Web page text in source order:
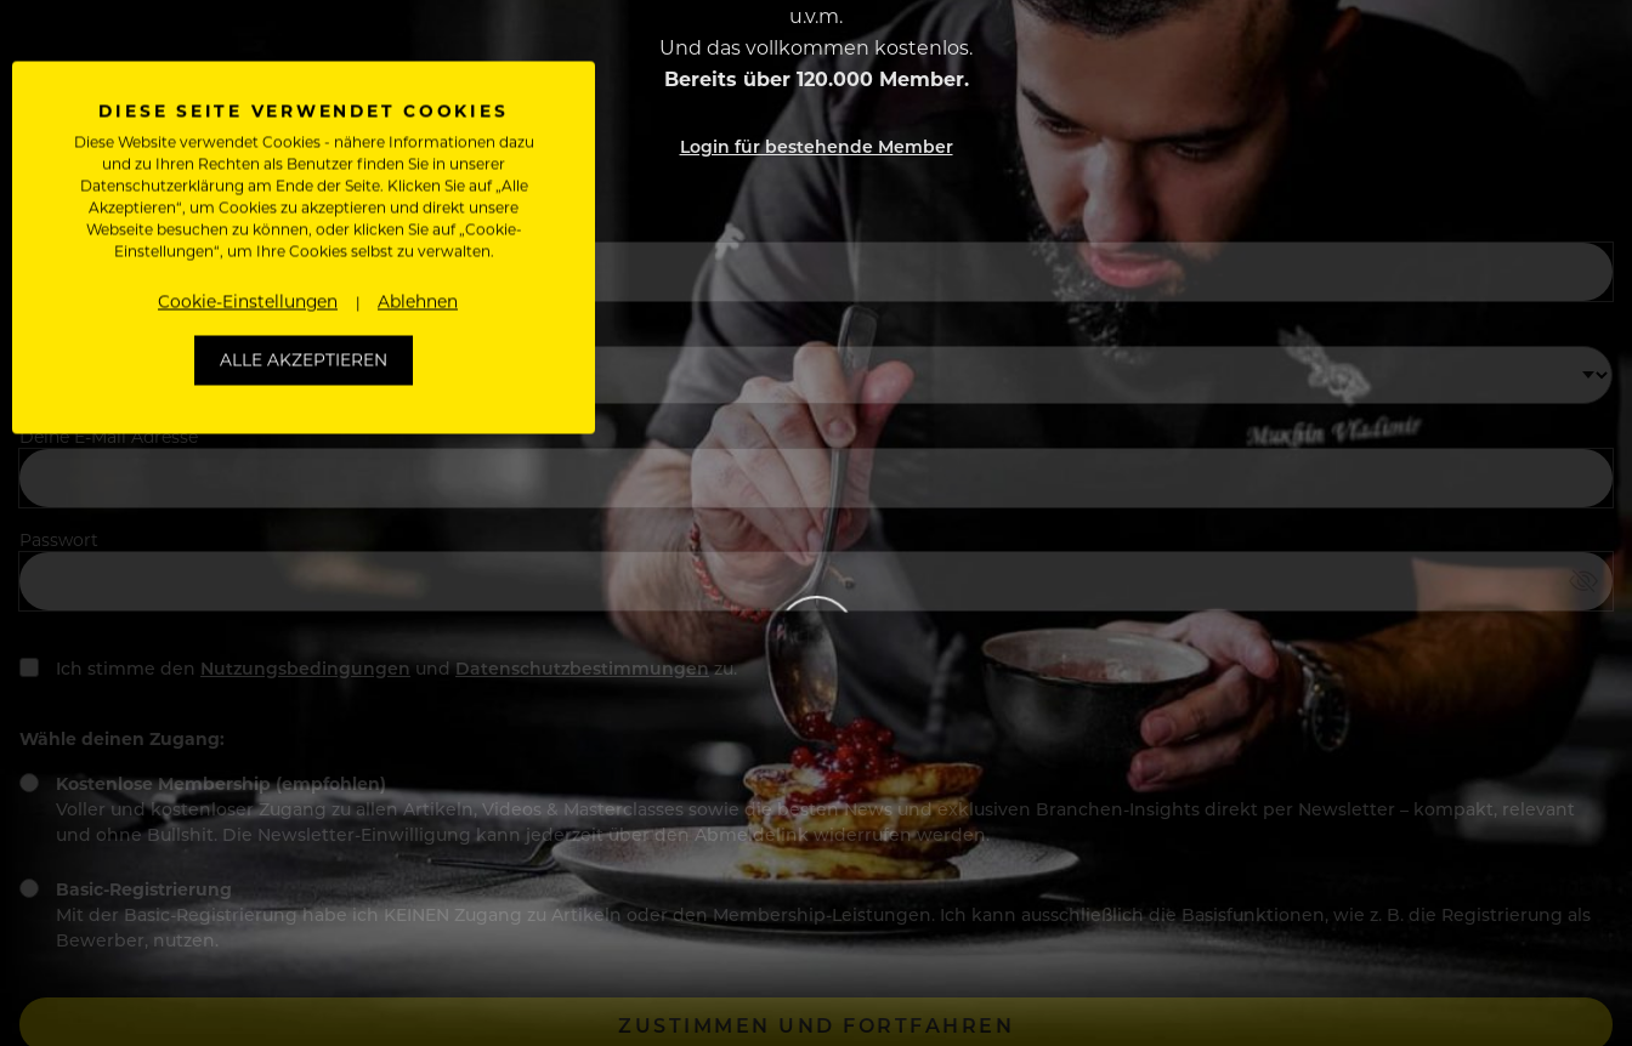
u.v.m.
Und das vollkommen kostenlos.
Bereits über 120.000 Member.
Login für bestehende Member
Dein Vorname
In welchem Bereich arbeitest du
Deine E-Mail Adresse
Passwort
Ich stimme den Nutzungsbedingungen und Datenschutzbestimmungenzu.
Wähle deinen Zugang:
Kostenlose Membership (empfohlen)
Voller und kostenloser Zugang zu allen Artikeln, Videos & Masterclasses sowie die besten News und exklusiven Branchen-Insights direkt per Newsletter – kompakt, relevant
und ohne Bullshit. Die Newsletter-Einwilligung kann jederzeit über den Abmeldelink widerrufen werden.
Basic-Registrierung
Mit der Basic-Registrierung habe ich KEINEN Zugang zu Artikeln oder den Membership-Leistungen. Ich kann ausschließlich die Basisfunktionen, wie z. B. die Registrierung als
Bewerber, nutzen.
ZUSTIMMEN UND FORTFAHREN
DIESE SEITE VERWENDET COOKIES
Diese Website verwendet Cookies - nähere Informationen dazu
und zu Ihren Rechten als Benutzer finden Sie in unserer
Datenschutzerklärung am Ende der Seite. Klicken Sie auf „Alle
Akzeptieren“, um Cookies zu akzeptieren und direkt unsere
Webseite besuchen zu können, oder klicken Sie auf „Cookie-
Einstellungen“, um Ihre Cookies selbst zu verwalten.
Cookie-Einstellungen Ablehnen
ALLE AKZEPTIEREN